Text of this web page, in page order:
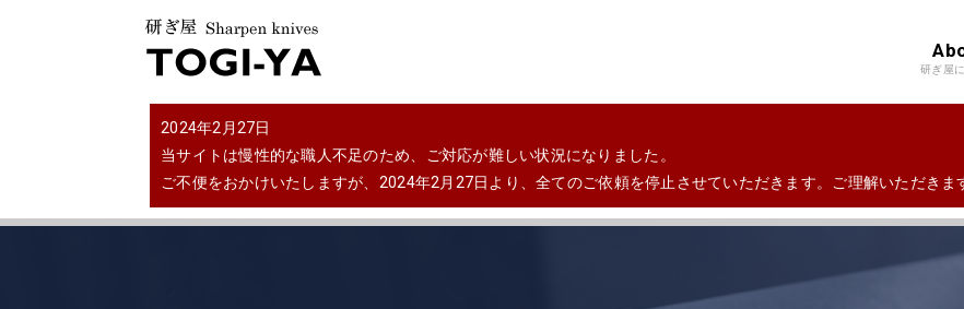
研ぎ屋
2024年2月27日
当サイトは慢性的な職人不足のため、ご対応が難しい状況になりました。
ご不便をおかけいたしますが、2024年2月27日より、全てのご依頼を停止させていただきます。ご理解いただきま